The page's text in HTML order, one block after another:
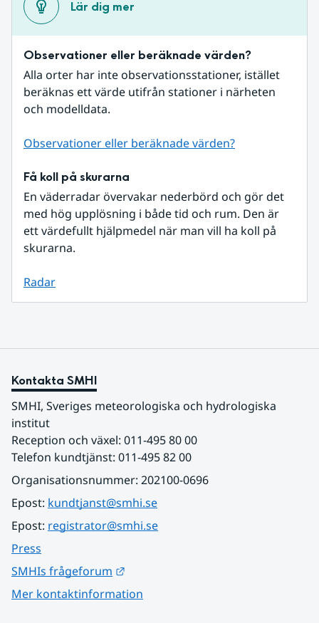
Lär dig mer
Observationer eller beräknade värden?
Alla orter har inte observationsstationer, istället
beräknas ett värde utifrån stationer i närheten
och modelldata.
Observationer eller beräknade värden?
Få koll på skurarna
En väderradar övervakar nederbörd och gör det
med hög upplösning i både tid och rum. Den är
ett värdefullt hjälpmedel när man vill ha koll på
skurarna.
Radar
Kontakta SMHI
SMHI, Sveriges meteorologiska och hydrologiska
institut
Reception och växel: 011-495 80 00
Telefon kundtjänst: 011-495 82 00
Organisationsnummer: 202100-0696
Epost: kundtjanst@smhi.se
Epost: registrator@smhi.se
Press
SMHIs frågeforum
Mer kontaktinformation